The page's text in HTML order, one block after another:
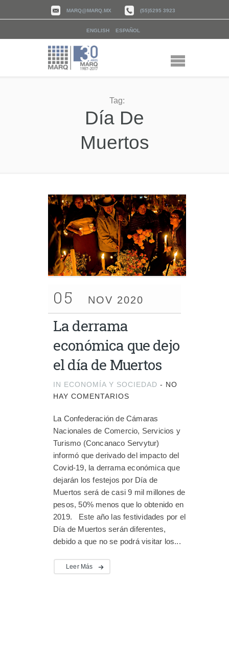
MARQ@MARQ.MX (55)5295 3923
ENGLISH ESPAÑOL
Tag:
Día De
Muertos
05 NOV 2020
La derrama
económica que dejo
el día de Muertos
IN ECONOMÍA Y SOCIEDAD - NO
HAY COMENTARIOS
La Confederación de Cámaras
Nacionales de Comercio, Servicios y
Turismo (Concanaco Servytur)
informó que derivado del impacto del
Covid-19, la derrama económica que
dejarán los festejos por Día de
Muertos será de casi 9 mil millones de
pesos, 50% menos que lo obtenido en
2019. Este año las festividades por el
Día de Muertos serán diferentes,
debido a que no se podrá visitar los...
Leer Más